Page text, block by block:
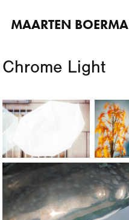
MAARTEN BOERMA
Chrome Light